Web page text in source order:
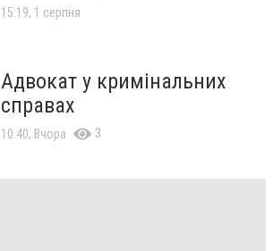
15:19, 1 серпня
Адвокат у кримінальних
справах
10:40, Вчора 3